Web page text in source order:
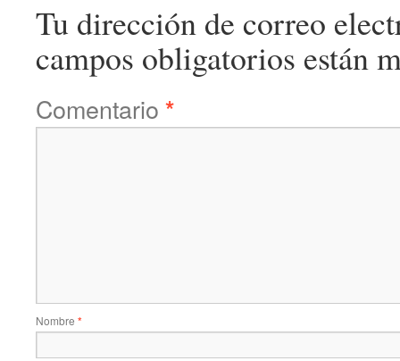
Tu dirección de correo
campos obligatorios están
Comentario *
Nombre *